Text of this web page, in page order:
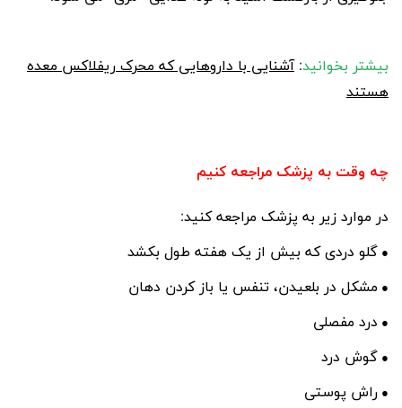
بیشتر بخوانید:آشنایی با داروهایی که محرک ریفلاکس معده
هستند
چه وقت به پزشک مراجعه کنیم
در موارد زیر به پزشک مراجعه کنید:
● گلو دردی که بیش از یک هفته طول بکشد
● مشکل در بلعیدن، تنفس یا باز کردن دهان
● درد مفصلی
● گوش درد
● راش پوستی